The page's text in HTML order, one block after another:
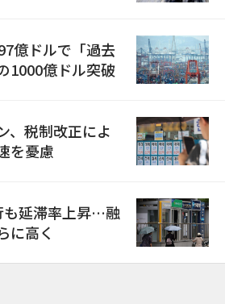
億ドルで「過去
1000億ドル突破
、税制改正によ
を憂慮
も延滞率上昇…融
に高く